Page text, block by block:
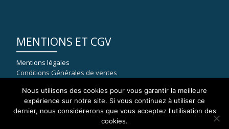
MENTIONS ET CGV
Mentions légales
Conditions Générales de ventes
Nous utilisons des cookies pour vous garantir la meilleure
expérience sur notre site. Si vous continuez à utiliser ce
dernier, nous considérerons que vous acceptez l'utilisation des
cookies.